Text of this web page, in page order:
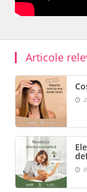
Articole